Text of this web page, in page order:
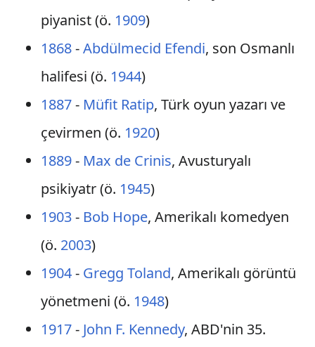
piyanist (ö. 1909)
1868-Abdülmecid Efendi, son Osmanlı
halifesi (ö. 1944)
1887- Müfit Ratip, Türk oyun yazarı ve
çevirmen (ö. 1920)
1889- Max de Crinis, Avusturyalı
psikiyatr (ö. 1945)
1903- Bob Hope, Amerikalı komedyen
(ö. 2003)
1904- Gregg Toland, Amerikalı görüntü
yönetmeni (ö. 1948)
1917- John F. Kennedy, ABD'nin 35.